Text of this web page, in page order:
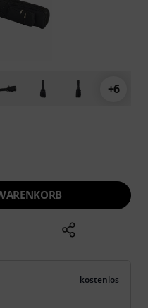
+6
kostenlos